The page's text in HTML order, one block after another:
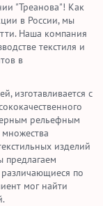
"Треанова"! Как
в России, мы
Наша компания
текстиля и
в
изготавливается с
рельефным
изделий
по
мог найти